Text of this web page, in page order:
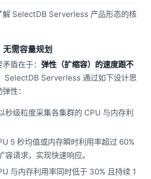
解 SelectDB Serverless 产品形态的核
需容量规划
盾在于： 弹性（扩缩容）的速度跟不
SelectDB Serverless 通过如下设计思
性：
秒级粒度采集各集群的 CPU 与内存利
5 秒均值或内存瞬时利用率超过 60%
容请求，实现快速响应。
与内存利用率同时低于 30% 且持续 1